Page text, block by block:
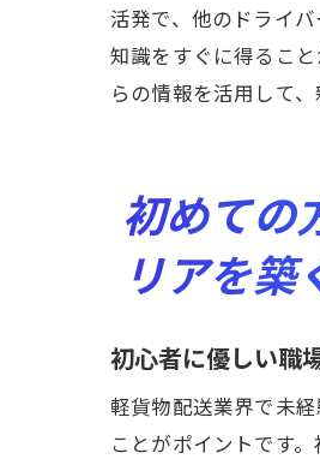
活発で、他のドライ
知識をすぐに得るこ
らの情報を活用して
初めての
リアを築
初心者に優しい職
軽貨物配送業界で未
ことがポイントです